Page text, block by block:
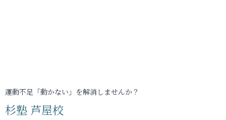
運動不足「動かない」を解消しませんか？
杉塾 芦屋校